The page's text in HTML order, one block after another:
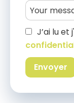
Your
J’ai lu
Envoyer